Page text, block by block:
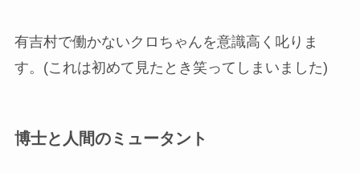
有吉村で働かないクロちゃんを意識高く叱りま
す。(これは初めて見たとき笑ってしまいました)
博士と人間のミュータント